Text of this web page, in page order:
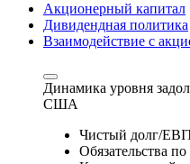
Акционерный капитал
Дивидендная политика
Взаимодействие с
Динамика уровня
США
Чистый долг/
Обязательства по